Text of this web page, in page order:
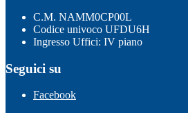
C.M. NAMM0CP00L
Codice univoco UFDU6H
Ingresso Uffici: IV piano
Seguici su
Facebook